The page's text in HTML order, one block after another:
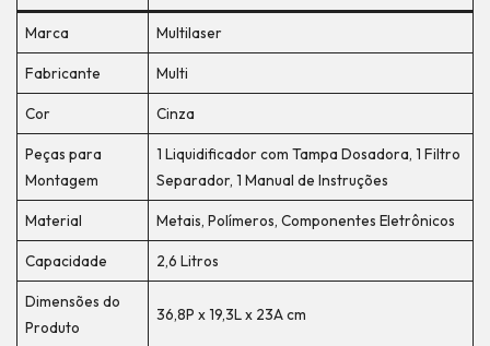
Marca Multilaser
Fabricante Multi
Cor Cinza
Peças para
Montagem
1 Liquidificador com Tampa Dosadora, 1 Filtro
Separador, 1 Manual de Instruções
Material Metais, Polímeros, Componentes Eletrônicos
Capacidade 2,6 Litros
Dimensões do
Produto
36,8P x 19,3L x 23A cm